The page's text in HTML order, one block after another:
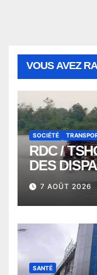
VOUS AVEZ
SOCIÉTÉ
RDC /
DES
À
7 AOÛT 2026
SANTÉ